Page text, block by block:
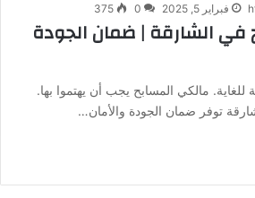
فبراير 5, 2025 0
375
الشارقة | ضمان الجودة
مالكي المسابح يجب أن يهتموا بها.
توفر ضمان الجودة والأمان…